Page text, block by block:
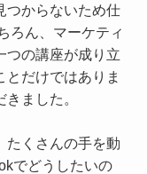
つからないため仕
ろん、マーケティ
つの講座が成り立
だけではありま
ました。
たくさんの手を動
でどうしたいの